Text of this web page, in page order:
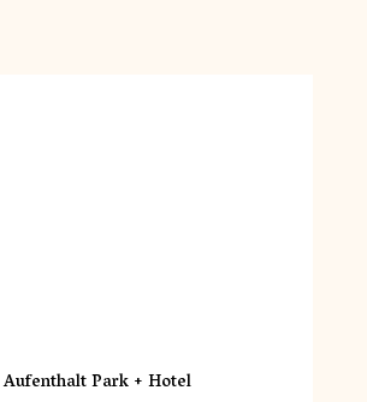
Aufenthalt Park + Hotel